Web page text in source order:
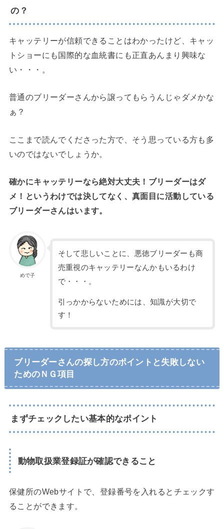
の？
キャッテリーが信頼できることはわかったけど、キャッ
トショーにも国際的な血統書にも正直あんまり興味な
い・・・。
普通のブリーダーさんから譲ってもらうんじゃダメかな
ぁ？
ここまで読んでくださった方で、そう思っている方も多
いのではないでしょうか。
確かにキャッテリーなら絶対大丈夫！ブリーダーはダ
メ！というわけでは決してなく、真面目に活動している
ブリーダーさんはいます。
めで子
そして悲しいことに、悪徳ブリーダーも商
売重視のキャッテリーなんかもいるわけ
で・・・。
引っかからないためには、知識が大切で
す！
ブリーダーさんの探し方のポイントと失敗しない
ためのＮＧ項目
まずチェックしたい基本的なポイント
動物取扱業登録証が確認できること
保健所のWebサイトで、登録番号を入れるとチェックす
ることができます。